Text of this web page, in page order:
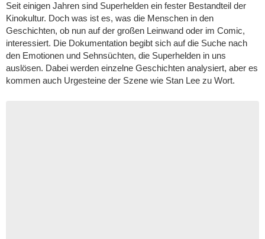
Seit einigen Jahren sind Superhelden ein fester Bestandteil der
Kinokultur. Doch was ist es, was die Menschen in den
Geschichten, ob nun auf der großen Leinwand oder im Comic,
interessiert. Die Dokumentation begibt sich auf die Suche nach
den Emotionen und Sehnsüchten, die Superhelden in uns
auslösen. Dabei werden einzelne Geschichten analysiert, aber es
kommen auch Urgesteine der Szene wie Stan Lee zu Wort.